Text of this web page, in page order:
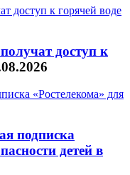
доступ к
подписка
детей в